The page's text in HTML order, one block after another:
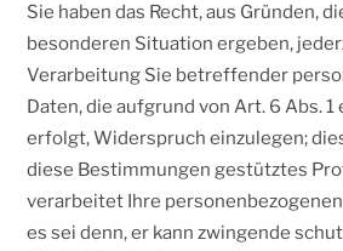
Sie haben das Recht, aus Gründen,
besonderen Situation ergeben,
Verarbeitung Sie betreffender
Daten, die aufgrund von Art. 6 Abs. 1
erfolgt, Widerspruch einzulegen;
diese Bestimmungen gestütztes
verarbeitet Ihre
es sei denn, er kann zwingende